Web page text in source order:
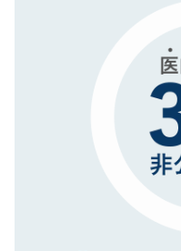
で、機密保持